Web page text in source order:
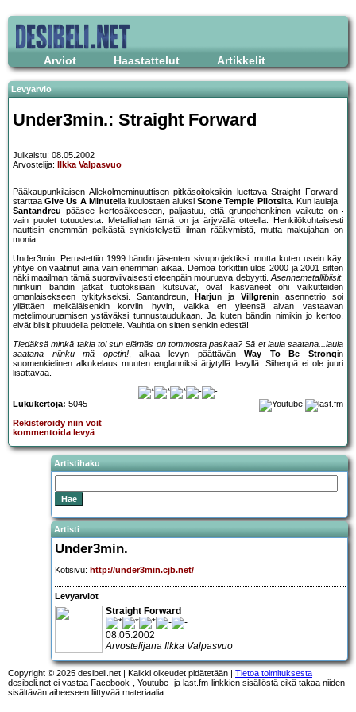
Arviot Haastattelut Artikkelit
Levyarvio
Under3min.: Straight Forward
Julkaistu: 08.05.2002
Arvostelija:
Ilkka Valpasvuo
Pääkaupunkilaisen Allekolmeminuuttisen pitkäsoitoksikin luettava Straight Forward
starttaaGive Us A Minutella kuulostaen aluksiStone Temple Pilotsilta. Kun laulaja
Santandreu pääsee kertosäkeeseen, paljastuu, että grungehenkinen vaikute on
vain puolet totuudesta. Metalliahan tämä on ja ärjyvällä otteella. Henkilökohtaisesti
nauttisin enemmän pelkästä synkistelystä ilman rääkymistä, mutta makujahan on
monia.
Under3min. Perustettiin 1999 bändin jäsenten sivuprojektiksi, mutta kuten usein käy,
yhtye on vaatinut aina vain enemmän aikaa. Demoa törkittiin ulos 2000 ja 2001 sitten
näki maailman tämä suoraviivaisesti eteenpäin mouruava debyytti.Asennemetallibiisit,
niinkuin bändin jätkät tuotoksiaan kutsuvat, ovat kasvaneet ohi vaikutteiden
omanlaisekseen tykitykseksi. Santandreun,
Harjun ja Villgrenin asennetrio soi
yllättäen meikäläisenkin korviin hyvin, vaikka en yleensä aivan vastaavan
metelimouruamisen ystäväksi tunnustaudukaan. Ja kuten bändin nimikin jo kertoo,
eivät biisit pituudella pelottele. Vauhtia on sitten senkin edestä!
Tiedäksä minkä takia toi sun elämäs on tommosta paskaa? Sä et laula saatana...laula
saatana niinku mä opetin!, alkaa levyn päättävänWay To Be Strongin
suomenkielinen alkukelaus muuten englanniksi ärjytyllä levyllä. Siihenpä ei ole juuri
lisättävää.
Lukukertoja: 5045
Rekisteröidy niin voit
kommentoida levyä
Artistihaku
Artisti
Under3min.
Kotisivu: http://under3min.cjb.net/
Levyarviot
Straight Forward
08.05.2002
Arvostelijana Ilkka Valpasvuo
Copyright © 2025 desibeli.net | Kaikki oikeudet pidätetään | Tietoa toimituksesta
desibeli.net ei vastaa Facebook-, Youtube- ja last.fm-linkkien sisällöstä eikä takaa niiden
sisältävän aiheeseen liittyvää materiaalia.